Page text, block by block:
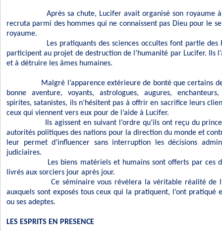
Après sa chute, Lucifer avait organisé son royaume
recruta parmi des hommes qui ne connaissent pas Dieu pour le
royaume.
Les pratiquants des sciences occultes font partie
participent au projet de destruction de l’humanité par Lucifer. Ils
et à détruire les âmes humaines.
Malgré l’apparence extérieure de bonté que certains
bonne aventure, voyants, astrologues, augures,
spirites, satanistes, ils n’hésitent pas à offrir en sacrifice leurs
ceux qui viennent vers eux pour de l’aide à Lucifer.
Ils agissent en suivant l’ordre qu’ils ont reçu du
autorités politiques des nations pour la direction du monde et
leur permet d’influencer sans interruption les décisions
judiciaires.
Les biens matériels et humains sont offerts par ces
livrés aux sorciers jour après jour.
Ce séminaire vous révèlera la véritable réalité de
auxquels sont exposés tous ceux qui la pratiquent, l’ont pratiqué
ou ses adeptes.
LES ESPRITS EN PRESENCE